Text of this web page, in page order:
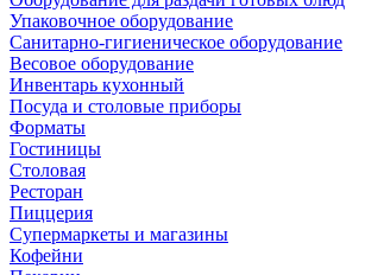
Упаковочное оборудование
Санитарно-гигиеническое оборудование
Весовое оборудование
Инвентарь кухонный
Посуда и столовые приборы
Форматы
Гостиницы
Столовая
Ресторан
Пиццерия
Супермаркеты и магазины
Кофейни